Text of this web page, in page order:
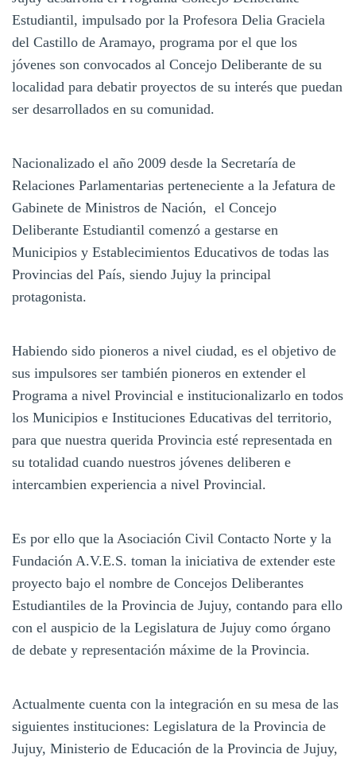
Estudiantil, impulsado por la Profesora Delia Graciela
del Castillo de Aramayo, programa por el que los
jóvenes son convocados al Concejo Deliberante de su
localidad para debatir proyectos de su interés que puedan
ser desarrollados en su comunidad.
Nacionalizado el año 2009 desde la Secretaría de
Relaciones Parlamentarias perteneciente a la Jefatura de
Gabinete de Ministros de Nación, el Concejo
Deliberante Estudiantil comenzó a gestarse en
Municipios y Establecimientos Educativos de todas las
Provincias del País, siendo Jujuy la principal
protagonista.
Habiendo sido pioneros a nivel ciudad, es el objetivo de
sus impulsores ser también pioneros en extender el
Programa a nivel Provincial e institucionalizarlo en todos
los Municipios e Instituciones Educativas del territorio,
para que nuestra querida Provincia esté representada en
su totalidad cuando nuestros jóvenes deliberen e
intercambien experiencia a nivel Provincial.
Es por ello que la Asociación Civil Contacto Norte y la
Fundación A.V.E.S. toman la iniciativa de extender este
proyecto bajo el nombre de Concejos Deliberantes
Estudiantiles de la Provincia de Jujuy, contando para ello
con el auspicio de la Legislatura de Jujuy como órgano
de debate y representación máxime de la Provincia.
Actualmente cuenta con la integración en su mesa de las
siguientes instituciones: Legislatura de la Provincia de
Jujuy, Ministerio de Educación de la Provincia de Jujuy,